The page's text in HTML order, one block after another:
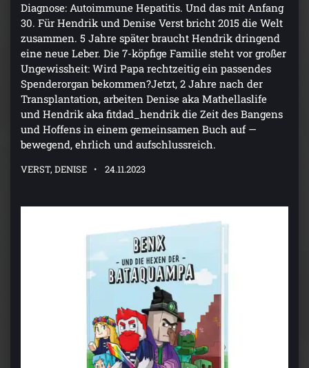
Diagnose: Autoimmune Hepatitis. Und das mit Anfang
30. Für Hendrik und Denise Verst bricht 2015 die Welt
zusammen. 5 Jahre später braucht Hendrik dringend
eine neue Leber. Die 7-köpfige Familie steht vor großer
Ungewissheit: Wird Papa rechtzeitig ein passendes
Spenderorgan bekommen?Jetzt, 2 Jahre nach der
Transplantation, arbeiten Denise aka Mathellaslife
und Hendrik aka fitdad_hendrik die Zeit des Bangens
und Hoffens in einem gemeinsamen Buch auf —
bewegend, ehrlich und aufschlussreich.
VERST, DENISE 24.11.2023